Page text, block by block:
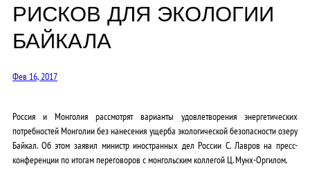
РИСКОВ ДЛЯ ЭКОЛОГИИ
БАЙКАЛА
Фев 16, 2017
Россия и Монголия рассмотрят варианты удовлетворения энергетических
потребностей Монголии без нанесения ущерба экологической безопасности озеру
Байкал. Об этом заявил министр иностранных дел России С. Лавров на пресс-
конференции по итогам переговоров с монгольским коллегой Ц. Мунх-Оргилом.